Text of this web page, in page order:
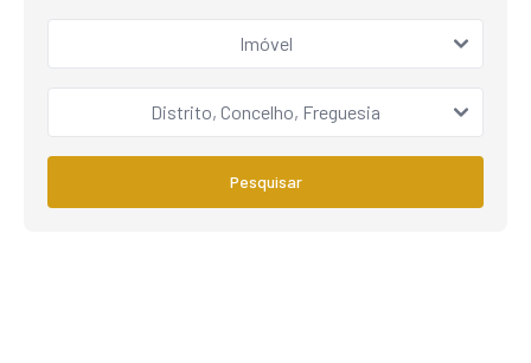
Imóvel
Distrito, Concelho, Freguesia
Pesquisar